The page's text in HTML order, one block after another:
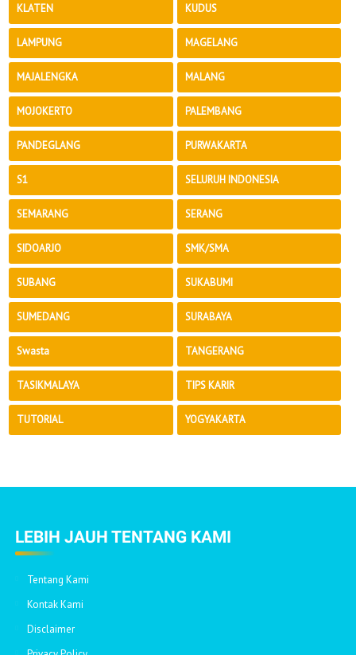
KLATEN KUDUS
LAMPUNG MAGELANG
MAJALENGKA MALANG
MOJOKERTO PALEMBANG
PANDEGLANG PURWAKARTA
S1 SELURUH INDONESIA
SEMARANG SERANG
SIDOARJO SMK/SMA
SUBANG SUKABUMI
SUMEDANG SURABAYA
Swasta TANGERANG
TASIKMALAYA TIPS KARIR
TUTORIAL YOGYAKARTA
LEBIH JAUH TENTANG KAMI
Tentang Kami
Kontak Kami
Disclaimer